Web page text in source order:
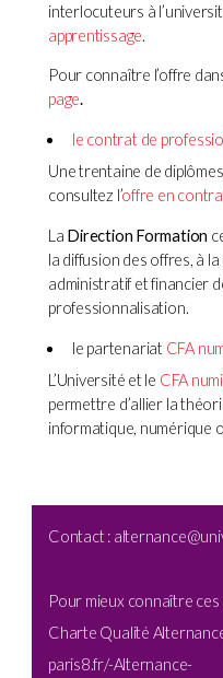
interlocuteurs à
apprentissage.
Pour connaître l’offre
page.
le contrat de
Une trentaine de
consultez l’offre en
La Direction Formation
la diffusion des offres, à
administratif et financier
professionnalisation.
le partenariat CFA
L’Université et le CFA
permettre d’allier la
informatique, numérique
Contact :
Pour mieux connaître
Charte Qualité
paris8.fr/-Alternance-